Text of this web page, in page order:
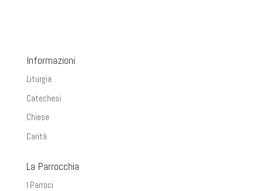
Informazioni
Liturgia
Catechesi
Chiese
Carità
La Parrocchia
I Parroci